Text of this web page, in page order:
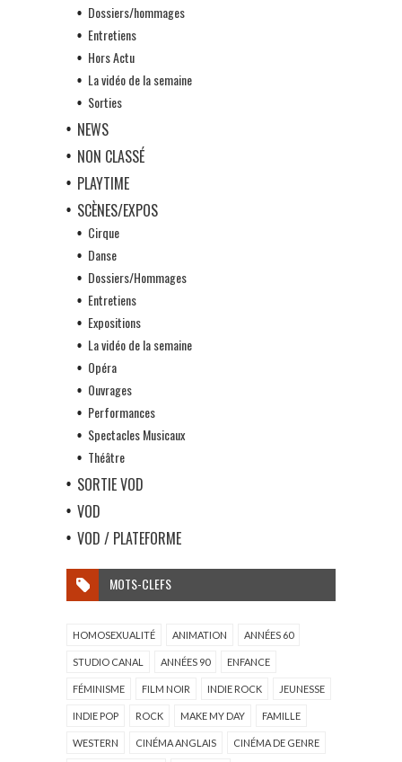
Dossiers/hommages
Entretiens
Hors Actu
La vidéo de la semaine
Sorties
NEWS
NON CLASSÉ
PLAYTIME
SCÈNES/EXPOS
Cirque
Danse
Dossiers/Hommages
Entretiens
Expositions
La vidéo de la semaine
Opéra
Ouvrages
Performances
Spectacles Musicaux
Théâtre
SORTIE VOD
VOD
VOD / PLATEFORME
MOTS-CLEFS
HOMOSEXUALITÉ ANIMATION ANNÉES 60
STUDIO CANAL ANNÉES 90 ENFANCE
FÉMINISME FILM NOIR INDIE ROCK JEUNESSE
INDIE POP ROCK MAKE MY DAY FAMILLE
WESTERN CINÉMA ANGLAIS CINÉMA DE GENRE